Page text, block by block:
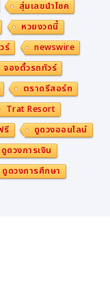
สุ่มเลขนำโชค
หวยงวดนี้
ร์
newswire
จองตั๋วรถทัวร์
ตราดรีสอร์ท
Trat Resort
รี
ดูดวงออนไลน์
ดูดวงการเงิน
ดูดวงการศึกษา